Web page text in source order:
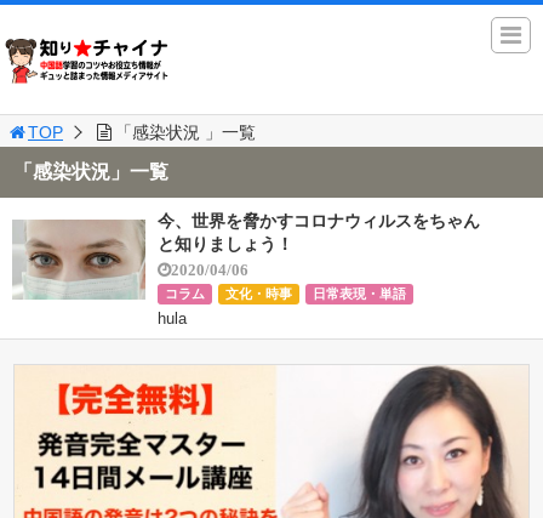
TOP 「感染状況 」一覧
「感染状況」一覧
今、世界を脅かすコロナウィルスをちゃん
と知りましょう！
2020/04/06
コラム 文化・時事 日常表現・単語
hula